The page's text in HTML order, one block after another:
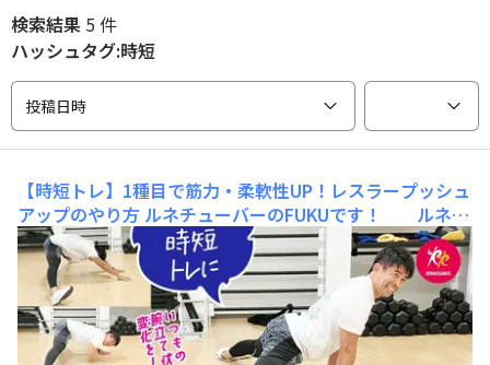
検索結果 5 件
ハッシュタグ:時短
投稿日時
【時短トレ】1種目で筋力・柔軟性UP！レスラープッシュ
アップのやり方 ルネチューバーのFUKUです！ ルネサ
ンス公式YouTube「ルネサンスチャンネル」を更新しま
した(^^)/ 今回は 【時短トレ】1種目で筋力・柔
軟性UP！レスラープッシュアップのやり方 という内容
です(^^) &nbs